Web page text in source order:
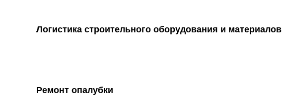
Логистика строительного оборудования и материалов
Ремонт опалубки